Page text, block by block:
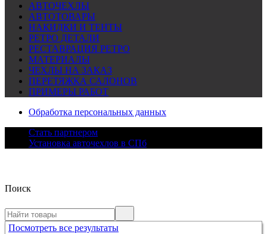
АВТОЧЕХЛЫ
АВТОТОВАРЫ
НАКИДКИ И ТЕНТЫ
РЕТРО ДЕТАЛИ
РЕСТАВРАЦИЯ РЕТРО
МАТЕРИАЛЫ
ЧЕХЛЫ НА ЗАКАЗ
ПЕРЕТЯЖКА САЛОНОВ
ПРИМЕРЫ РАБОТ
Обработка персональных данных
Стать партнером
Установка авточехлов в СПб
Поиск
Посмотреть все результаты